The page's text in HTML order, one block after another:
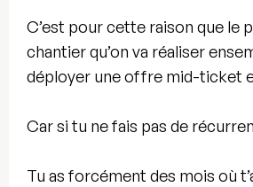
C’est pour cette raison que le
chantier qu’on va réaliser
déployer une offre mid-ticket
Car si tu ne fais pas de
Tu as forcément des mois où